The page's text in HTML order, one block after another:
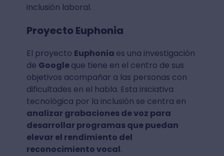
inclusión laboral.
Proyecto Euphonia
El proyecto Euphonia es una investigación
de Googleque tiene en el centro de sus
objetivos acompañar a las personas con
dificultades en el habla. Esta iniciativa
tecnológica por la inclusión se centra en
analizar grabaciones de voz para
desarrollar programas que puedan
elevar el rendimiento del
reconocimiento vocal.